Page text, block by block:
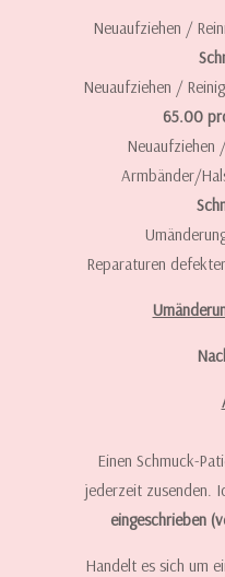
Neuaufziehen /
Neuaufziehen /
65.00
Neuaufziehen
Armbänder/
Reparaturen
Einen Schmuck-
jederzeit zusenden.
eingeschrieben
Handelt es sich um